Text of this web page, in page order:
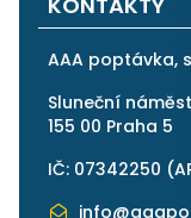
AAA poptávka,
Sluneční
155 00 Praha 5
IČ: 07342250 (